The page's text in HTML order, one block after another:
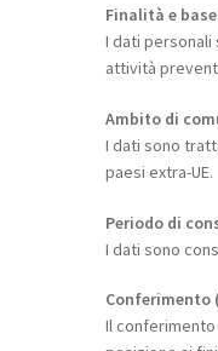
Finalità e
I dati
attività
Ambito di
I dati sono
paesi extra-UE.
Periodo di
I dati sono
Conferimento
Il